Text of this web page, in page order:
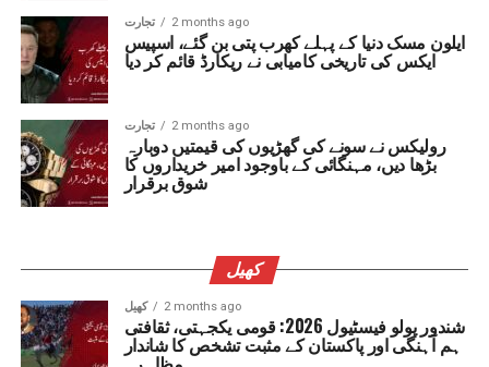
تجارت 2 months ago
ایلون مسک دنیا کے پہلے کھرب پتی بن گئے، اسپیس
ایکس کی تاریخی کامیابی نے ریکارڈ قائم کر دیا
تجارت 2 months ago
رولیکس نے سونے کی گھڑیوں کی قیمتیں دوبارہ
بڑھا دیں، مہنگائی کے باوجود امیر خریداروں کا
شوق برقرار
کھیل
کھیل 2 months ago
شندور پولو فیسٹیول 2026: قومی یکجہتی، ثقافتی
ہم آہنگی اور پاکستان کے مثبت تشخص کا شاندار